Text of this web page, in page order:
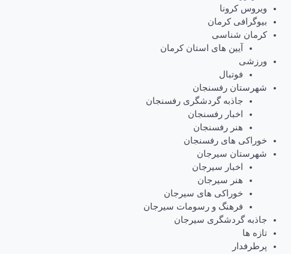
ویروس کرونا
بیوگرافی کرمان
کرمان شناسی
آیین های استان کرمان
ورزشی
فوتبال
شهرستان رفسنجان
جاذبه گردشگری رفسنجان
اخبار رفسنجان
هنر رفسنجان
خوراکی های رفسنجان
شهرستان سیرجان
اخبار سیرجان
هنر سیرجان
خوراکی های سیرجان
فرهنگ و رسومات سیرجان
جاذبه گردشگری سیرجان
تازه ها
پرطرفدار